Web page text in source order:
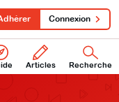
Articles Recherche
Connexion